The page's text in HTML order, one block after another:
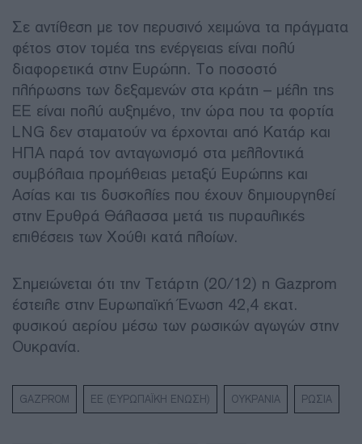
Σε αντίθεση με τον περυσινό χειμώνα τα πράγματα
φέτος στον τομέα της ενέργειας είναι πολύ
διαφορετικά στην Ευρώπη. Το ποσοστό
πλήρωσης των δεξαμενών στα κράτη – μέλη της
ΕΕ είναι πολύ αυξημένο, την ώρα που τα φορτία
LNG δεν σταματούν να έρχονται από Κατάρ και
ΗΠΑ παρά τον ανταγωνισμό στα μελλοντικά
συμβόλαια προμήθειας μεταξύ Ευρώπης και
Ασίας και τις δυσκολίες που έχουν δημιουργηθεί
στην Ερυθρά Θάλασσα μετά τις πυραυλικές
επιθέσεις των Χούθι κατά πλοίων.
Σημειώνεται ότι την Τετάρτη (20/12) η Gazprom
έστειλε στην Ευρωπαϊκή Ένωση 42,4 εκατ.
φυσικού αερίου μέσω των ρωσικών αγωγών στην
Ουκρανία.
GAZPROM ΕΕ (ΕΥΡΩΠΑΪΚΗ ΕΝΩΣΗ) ΟΥΚΡΑΝΙΑ ΡΩΣΙΑ